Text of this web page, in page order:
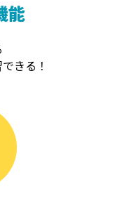
能
きる！